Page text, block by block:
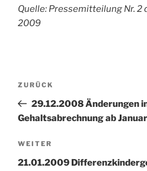
Quelle: Pressemitteilung Nr. 2
2009
Beitragsnavigation
Vorheriger
Beitrag
ZURÜCK
29.12.2008 Änderungen
Gehaltsabrechnung ab
Nächster
Beitrag
WEITER
21.01.2009